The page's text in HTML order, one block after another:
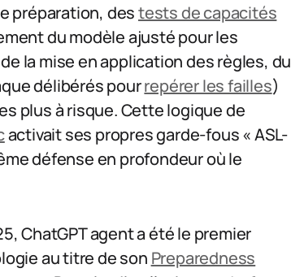
préparation, destests de capacités
du modèle ajusté pour les
la mise en application des règles, du
délibérés pourrepérer les failles)
plus à risque. Cette logique de
activait ses propres garde-fous « ASL-
défense en profondeur où le
ChatGPT agent a été le premier
au titre de son Preparedness